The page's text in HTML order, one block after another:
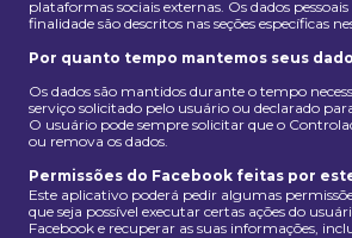
plataformas sociais externas. Os dados
finalidade são descritos nas seções específicas
Por quanto tempo mantemos seus
Os dados são mantidos durante o tempo
serviço solicitado pelo usuário ou declarado
O usuário pode sempre solicitar que o
ou remova os dados.
Permissões do Facebook feitas por
Este aplicativo poderá pedir algumas
que seja possível executar certas ações do
Facebook e recuperar as suas informações,